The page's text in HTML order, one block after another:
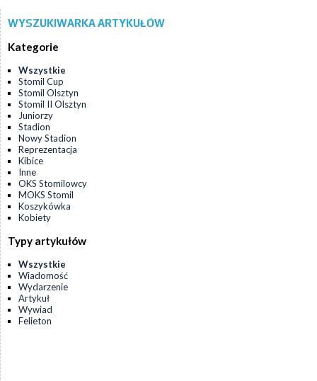
WYSZUKIWARKA ARTYKUŁÓW
Kategorie
Wszystkie
Stomil Cup
Stomil Olsztyn
Stomil II Olsztyn
Juniorzy
Stadion
Nowy Stadion
Reprezentacja
Kibice
Inne
OKS Stomilowcy
MOKS Stomil
Koszykówka
Kobiety
Typy artykułów
Wszystkie
Wiadomość
Wydarzenie
Artykuł
Wywiad
Felieton